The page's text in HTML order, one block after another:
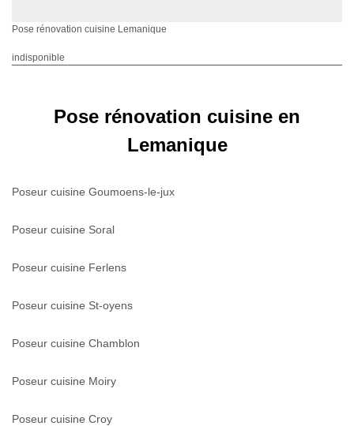
Pose rénovation cuisine Lemanique
indisponible
Pose rénovation cuisine en
Lemanique
Poseur cuisine Goumoens-le-jux
Poseur cuisine Soral
Poseur cuisine Ferlens
Poseur cuisine St-oyens
Poseur cuisine Chamblon
Poseur cuisine Moiry
Poseur cuisine Croy